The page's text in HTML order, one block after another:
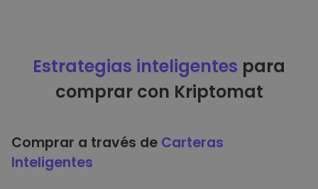
Estrategias inteligentes para
comprar con Kriptomat
Comprar a través de Carteras
Inteligentes